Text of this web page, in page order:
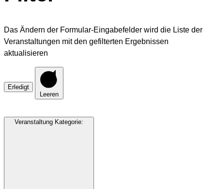
Das Ändern der Formular-Eingabefelder wird die Liste der
Veranstaltungen mit den gefilterten Ergebnissen
aktualisieren
Erledigt
Leeren
Veranstaltung Kategorie: